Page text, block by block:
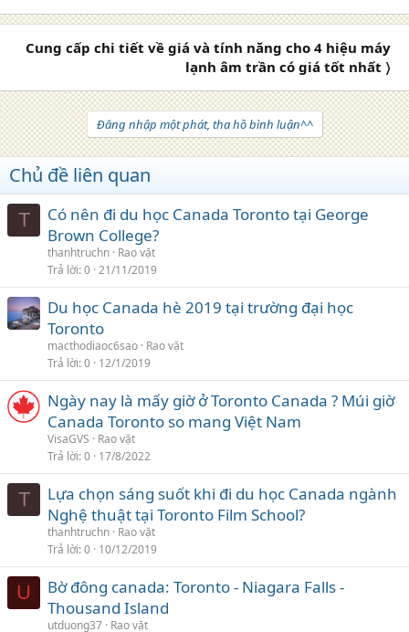
Cung cấp chi tiết về giá và tính năng cho 4 hiệu máy
lạnh âm trần có giá tốt nhất 〉
Đăng nhập một phát, tha hồ bình luận^^
Chủ đề liên quan
T
Có nên đi du học Canada Toronto tại George
Brown College?
thanhtruchn Rao vặt
Trả lời 0 21/11/2019
Du học Canada hè 2019 tại trường đại học
Toronto
macthodiaoc6sao Rao vặt
Trả lời 0 12/1/2019
Ngày nay là mấy giờ ở Toronto Canada ? Múi giờ
Canada Toronto so mang Việt Nam
VisaGVS
Rao vặt
Trả lời 0 17/8/2022
T
Lựa chọn sáng suốt khi đi du học Canada ngành
Nghệ thuật tại Toronto Film School?
thanhtruchn Rao vặt
Trả lời 0 10/12/2019
U
Bờ đông canada: Toronto - Niagara Falls -
Thousand Island
utduong37 Rao vặt